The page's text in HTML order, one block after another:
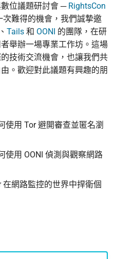
位議題研討會 ─ RightsCon
次難得的機會，我們誠摯邀
Tails 和 OONI 的團隊，在研
舉辦一場專業工作坊。這場
技術交流機會，也讓我們共
。歡迎對此議題有興趣的朋
使用 Tor 避開審查並匿名瀏
使用 OONI 偵測與觀察網路
網路監控的世界中捍衛個